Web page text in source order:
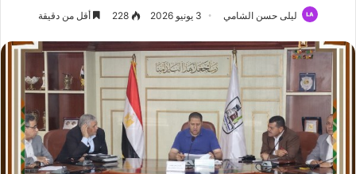
ليلى حسن الشامي 3 يونيو 2026 228 أقل من دقيقة